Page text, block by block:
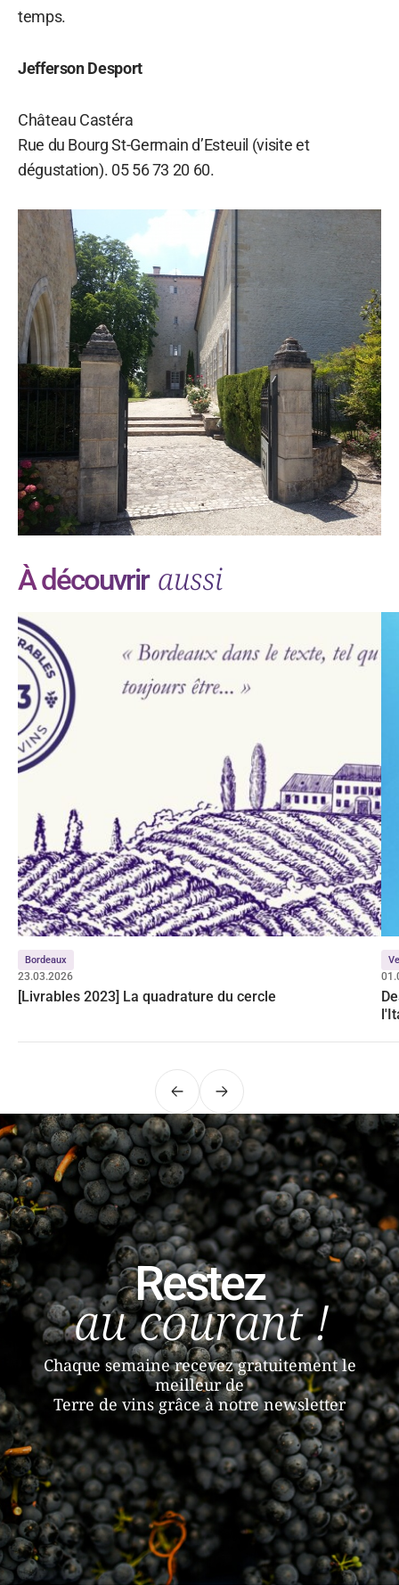
temps.
Jefferson Desport
Château Castéra
Rue du Bourg St-Germain d’Esteuil (visite et
dégustation). 05 56 73 20 60.
À découvrir aussi
Bordeaux
23.03.2026
[Livrables 2023] La quadrature du cercle
PrécédentSuivant
Restez
au courant !
Chaque semaine recevez gratuitement le
meilleur de
Terre de vins grâce à notre newsletter